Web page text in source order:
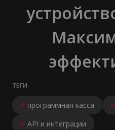
ТЕГИ
# программная касса #
# API и интеграции